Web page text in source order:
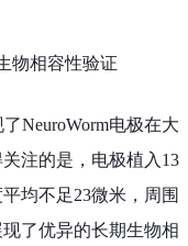
物相容性验证
NeuroWorm电极在大
注的是，电极植入13
均不足23微米，周围
了优异的长期生物相